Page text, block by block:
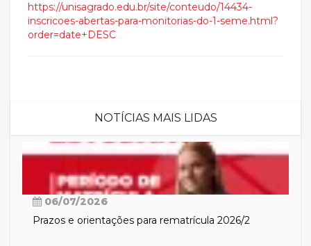
https://unisagrado.edu.br/site/conteudo/14434-
inscricoes-abertas-para-monitorias-do-1-seme.html?
order=date+DESC
NOTÍCIAS MAIS LIDAS
06/07/2026
Prazos e orientações para rematrícula 2026/2